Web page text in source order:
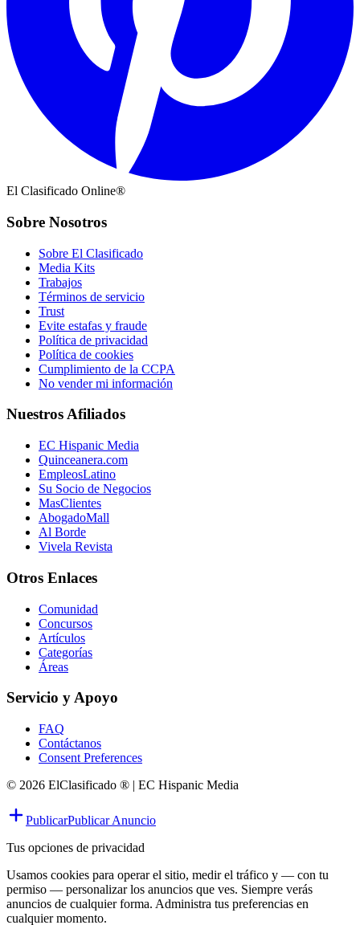
El Clasificado Online®
Sobre Nosotros
Sobre El Clasificado
Media Kits
Trabajos
Términos de servicio
Trust
Evite estafas y fraude
Política de privacidad
Política de cookies
Cumplimiento de la CCPA
No vender mi información
Nuestros Afiliados
EC Hispanic Media
Quinceanera.com
EmpleosLatino
Su Socio de Negocios
MasClientes
AbogadoMall
Al Borde
Vivela Revista
Otros Enlaces
Comunidad
Concursos
Artículos
Categorías
Áreas
Servicio y Apoyo
FAQ
Contáctanos
Consent Preferences
© 2026 ElClasificado ® | EC Hispanic Media
PublicarPublicar Anuncio
Tus opciones de privacidad
Usamos cookies para operar el sitio, medir el tráfico y — con tu
permiso — personalizar los anuncios que ves. Siempre verás
anuncios de cualquier forma. Administra tus preferencias en
cualquier momento.